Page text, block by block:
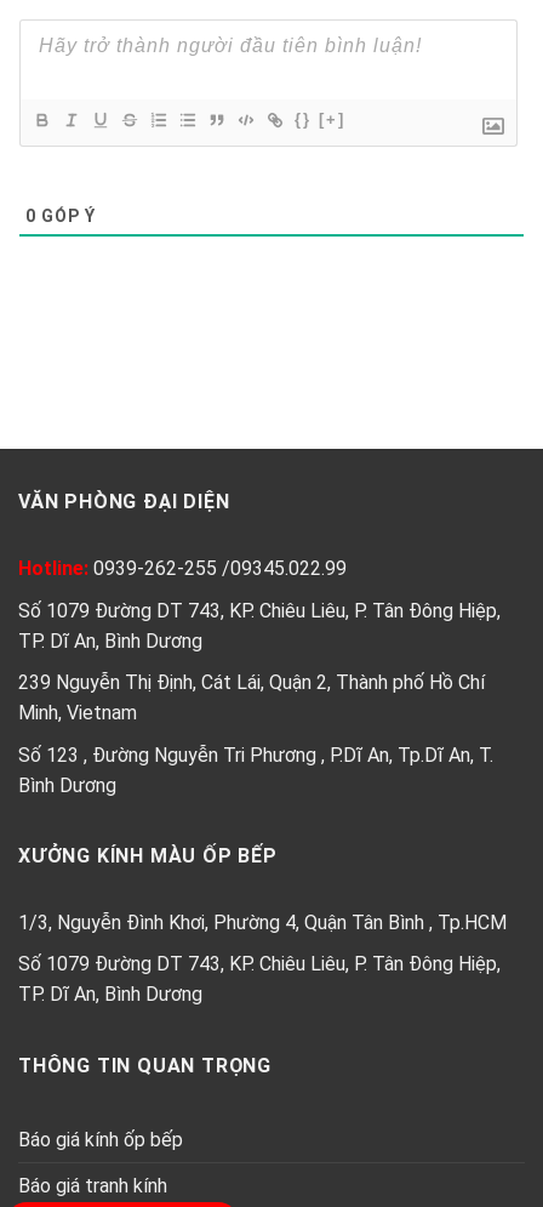
{} [+]
0 GÓP Ý
VĂN PHÒNG ĐẠI DIỆN
Hotline: 0939-262-255 /09345.022.99
Số 1079 Đường DT 743, KP. Chiêu Liêu, P. Tân Đông Hiệp,
TP. Dĩ An, Bình Dương
239 Nguyễn Thị Định, Cát Lái, Quận 2, Thành phố Hồ Chí
Minh, Vietnam
Số 123 , Đường Nguyễn Tri Phương , P.Dĩ An, Tp.Dĩ An, T.
Bình Dương
XƯỞNG KÍNH MÀU ỐP BẾP
1/3, Nguyễn Đình Khơi, Phường 4, Quận Tân Bình , Tp.HCM
Số 1079 Đường DT 743, KP. Chiêu Liêu, P. Tân Đông Hiệp,
TP. Dĩ An, Bình Dương
THÔNG TIN QUAN TRỌNG
Báo giá kính ốp bếp
Báo giá tranh kính